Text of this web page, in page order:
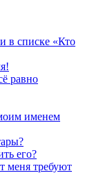
в списке «Кто
равно
именем
его?
меня требуют